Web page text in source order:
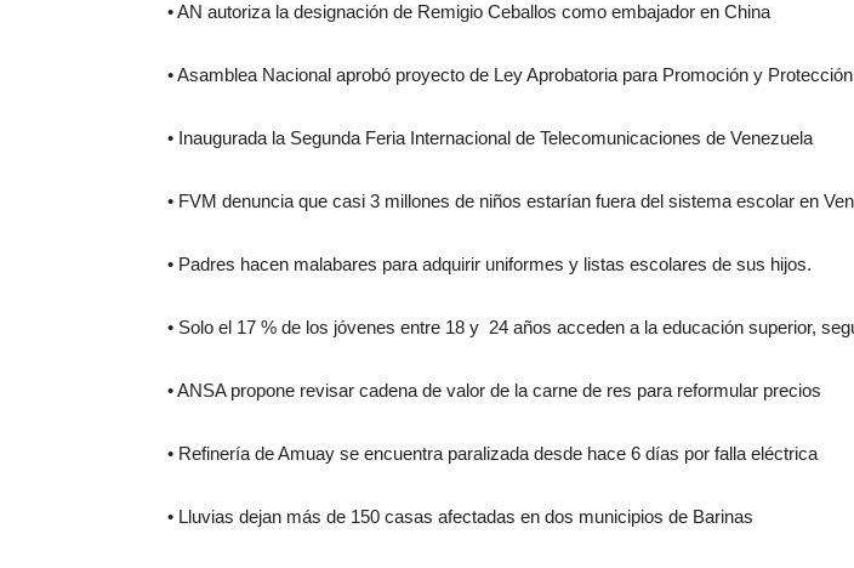
• AN autoriza la designación de Remigio Ceballos como embajador en China
• Asamblea Nacional aprobó proyecto de Ley Aprobatoria para Promoción y
• Inaugurada la Segunda Feria Internacional de Telecomunicaciones de Venezuela
• FVM denuncia que casi 3 millones de niños estarían fuera del sistema escolar en
• Padres hacen malabares para adquirir uniformes y listas escolares de sus hijos.
• Solo el 17 % de los jóvenes entre 18 y 24 años acceden a la educación superior,
• ANSA propone revisar cadena de valor de la carne de res para reformular precios
• Refinería de Amuay se encuentra paralizada desde hace 6 días por falla eléctrica
• Lluvias dejan más de 150 casas afectadas en dos municipios de Barinas